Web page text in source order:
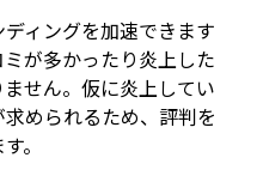
ィングを加速できます
が多かったり炎上した
せん。仮に炎上してい
められるため、評判を
。